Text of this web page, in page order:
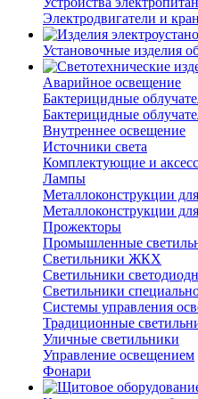
Электродвигатели и
Установочные изделия
Аварийное освещение
Бактерицидные
Бактерицидные
Внутреннее освещение
Источники света
Комплектующие и
Лампы
Металлоконструкции
Металлоконструкции
Прожекторы
Промышленные
Светильники ЖКХ
Светильники
Светильники
Системы управления
Традиционные
Уличные светильники
Управление освещением
Фонари